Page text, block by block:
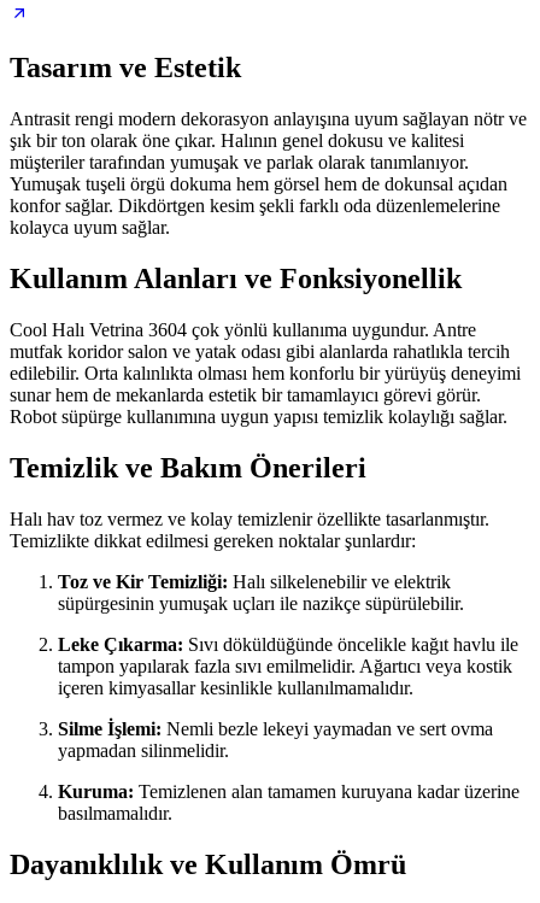
Tasarım ve Estetik
Antrasit rengi modern dekorasyon anlayışına uyum sağlayan nötr ve
şık bir ton olarak öne çıkar. Halının genel dokusu ve kalitesi
müşteriler tarafından yumuşak ve parlak olarak tanımlanıyor.
Yumuşak tuşeli örgü dokuma hem görsel hem de dokunsal açıdan
konfor sağlar. Dikdörtgen kesim şekli farklı oda düzenlemelerine
kolayca uyum sağlar.
Kullanım Alanları ve Fonksiyonellik
Cool Halı Vetrina 3604 çok yönlü kullanıma uygundur. Antre
mutfak koridor salon ve yatak odası gibi alanlarda rahatlıkla tercih
edilebilir. Orta kalınlıkta olması hem konforlu bir yürüyüş deneyimi
sunar hem de mekanlarda estetik bir tamamlayıcı görevi görür.
Robot süpürge kullanımına uygun yapısı temizlik kolaylığı sağlar.
Temizlik ve Bakım Önerileri
Halı hav toz vermez ve kolay temizlenir özellikte tasarlanmıştır.
Temizlikte dikkat edilmesi gereken noktalar şunlardır:
Toz ve Kir Temizliği: Halı silkelenebilir ve elektrik
süpürgesinin yumuşak uçları ile nazikçe süpürülebilir.
Leke Çıkarma: Sıvı döküldüğünde öncelikle kağıt havlu ile
tampon yapılarak fazla sıvı emilmelidir. Ağartıcı veya kostik
içeren kimyasallar kesinlikle kullanılmamalıdır.
Silme İşlemi: Nemli bezle lekeyi yaymadan ve sert ovma
yapmadan silinmelidir.
Kuruma: Temizlenen alan tamamen kuruyana kadar üzerine
basılmamalıdır.
Dayanıklılık ve Kullanım Ömrü